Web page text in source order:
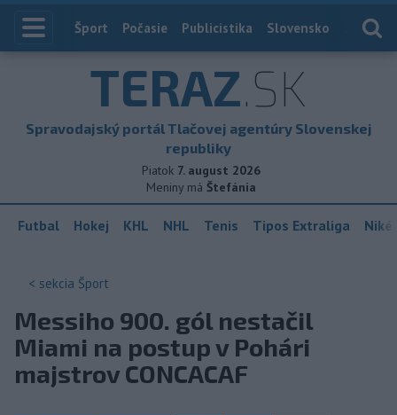
Index
Šport Počasie Publicistika Slovensko
TERAZ.SK
Spravodajský portál Tlačovej agentúry Slovenskej
republiky
Piatok 7. august 2026
Meniny má Štefánia
Futbal Hokej KHL NHL Tenis Tipos Extraliga
< sekcia Šport
Messiho 900. gól nestačil
Miami na postup v Pohári
majstrov CONCACAF